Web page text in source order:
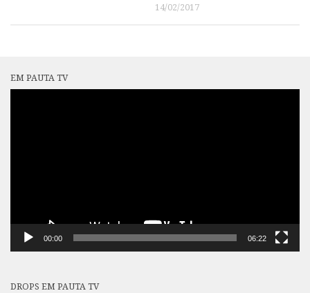
14/02/2017
EM PAUTA TV
00:00 06:22
DROPS EM PAUTA TV